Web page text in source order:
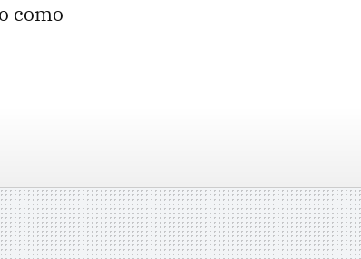
como